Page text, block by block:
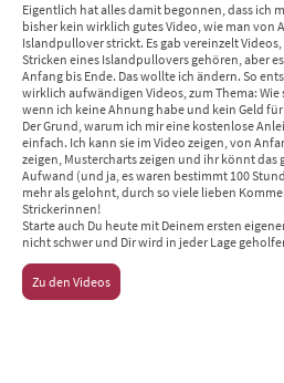
Eigentlich hat alles damit begonnen, dass ich
bisher kein wirklich gutes Video, wie man von
Islandpullover strickt. Es gab vereinzelt
Stricken eines Islandpullovers gehören, aber
Anfang bis Ende. Das wollte ich ändern. So
wirklich aufwändigen Videos, zum Thema:
wenn ich keine Ahnung habe und kein Geld
Der Grund, warum ich mir eine kostenlose
einfach. Ich kann sie im Video zeigen, von
zeigen, Mustercharts zeigen und ihr könnt das
Aufwand (und ja, es waren bestimmt 100
mehr als gelohnt, durch so viele lieben
Strickerinnen!
Starte auch Du heute mit Deinem ersten
nicht schwer und Dir wird in jeder Lage
Zu den Videos